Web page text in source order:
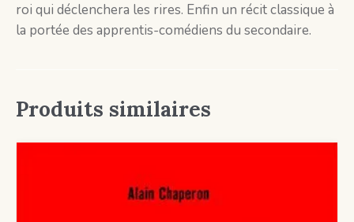
roi qui déclenchera les rires. Enfin un récit classique à
la portée des apprentis-comédiens du secondaire.
Produits similaires